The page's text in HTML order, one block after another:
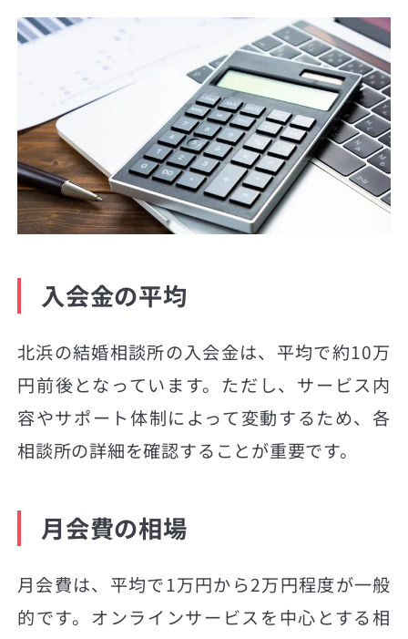
入会金の平均
北浜の結婚相談所の入会金は、平均で約10万
円前後となっています。ただし、サービス内
容やサポート体制によって変動するため、各
相談所の詳細を確認することが重要です。
月会費の相場
月会費は、平均で1万円から2万円程度が一般
的です。オンラインサービスを中心とする相